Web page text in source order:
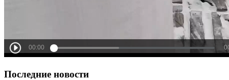
Последние новости